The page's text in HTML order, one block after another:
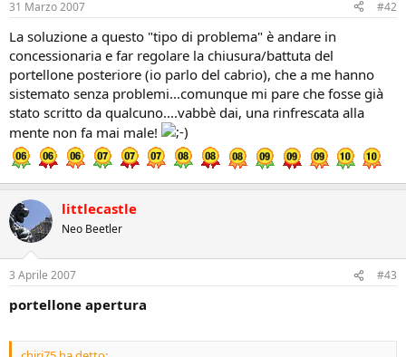
31 Marzo 2007 #42
La soluzione a questo "tipo di problema" è andare in
concessionaria e far regolare la chiusura/battuta del
portellone posteriore (io parlo del cabrio), che a me hanno
sistemato senza problemi...comunque mi pare che fosse già
stato scritto da qualcuno....vabbè dai, una rinfrescata alla
mente non fa mai male!
littlecastle
Neo Beetler
3 Aprile 2007 #43
portellone apertura